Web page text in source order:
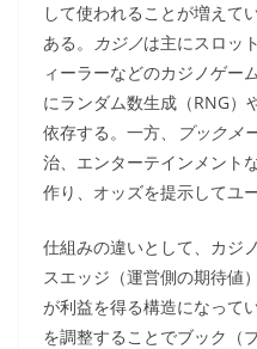
して使われることが増えて
ある。 カジノは主にスロッ
ィーラーなどのカジノゲー
にランダム数生成（RNG）
依存する。一方、
ブックメ
治、エンターテインメント
作り、オッズを提示してユ
仕組みの違いとして、カジ
スエッジ（運営側の期待値
が利益を得る構造になって
を調整することでブック（